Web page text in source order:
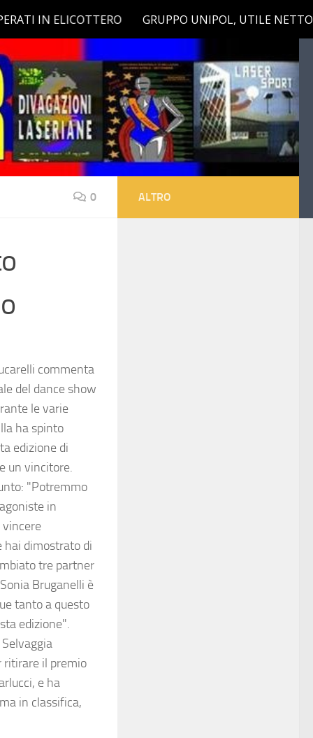
0
commenta
del dance show
le varie
ha spinto
edizione di
un vincitore.
"Potremmo
in
vincere
hai dimostrato di
tre partner
Bruganelli è
tanto a questo
edizione".
ritirare il premio
e ha
in classifica,
ALTRO